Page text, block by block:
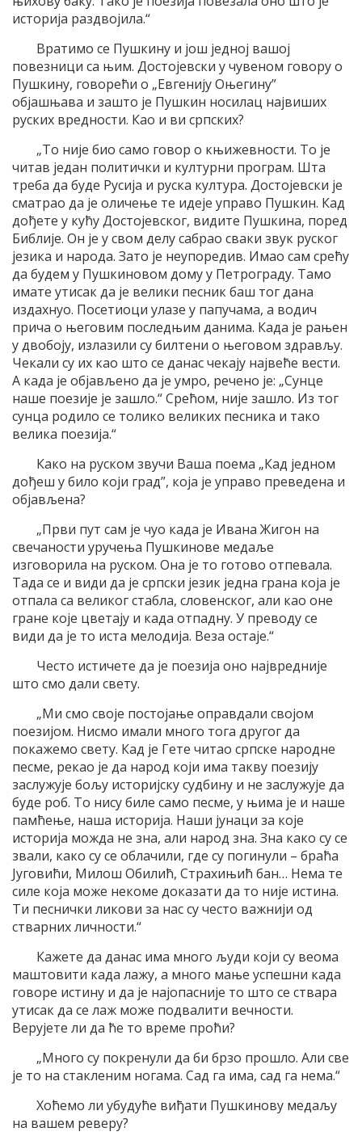
историја раздвојила.“
Вратимо се Пушкину и још једној вашој
повезници са њим. Достојевски у чувеном говору о
Пушкину, говорећи о „Евгенију Оњегину”
објашњава и зашто је Пушкин носилац највиших
руских вредности. Као и ви српских?
„То није био само говор о књижевности. То је
читав један политички и културни програм. Шта
треба да буде Русија и руска култура. Достојевски је
сматрао да је оличење те идеје управо Пушкин. Кад
дођете у кућу Достојевског, видите Пушкина, поред
Библије. Он је у свом делу сабрао сваки звук руског
језика и народа. Зато је неупоредив. Имао сам срећу
да будем у Пушкиновом дому у Петрограду. Тамо
имате утисак да је велики песник баш тог дана
издахнуо. Посетиоци улазе у папучама, а водич
прича о његовим последњим данима. Када је рањен
у двобоју, излазили су билтени о његовом здрављу.
Чекали су их као што се данас чекају највеће вести.
А када је објављено да је умро, речено је: „Сунце
наше поезије је зашло.“ Срећом, није зашло. Из тог
сунца родило се толико великих песника и тако
велика поезија.“
Како на руском звучи Ваша поема „Кад једном
дођеш у било који град”, која је управо преведена и
објављена?
„Први пут сам је чуо када је Ивана Жигон на
свечаности уручења Пушкинове медаље
изговорила на руском. Она је то готово отпевала.
Тада се и види да је српски језик једна грана која је
отпала са великог стабла, словенског, али као оне
гране које цветају и када отпадну. У преводу се
види да је то иста мелодија. Веза остаје.“
Често истичете да је поезија оно највредније
што смо дали свету.
„Ми смо своје постојање оправдали својом
поезијом. Нисмо имали много тога другог да
покажемо свету. Кад је Гете читао српске народне
песме, рекао је да народ који има такву поезију
заслужује бољу историјску судбину и не заслужује да
буде роб. То нису биле само песме, у њима је и наше
памћење, наша историја. Наши јунаци за које
историја можда не зна, али народ зна. Зна како су се
звали, како су се облачили, где су погинули – браћа
Југовићи, Милош Обилић, Страхињић бан… Нема те
силе која може некоме доказати да то није истина.
Ти песнички ликови за нас су често важнији од
стварних личности.“
Кажете да данас има много људи који су веома
маштовити када лажу, а много мање успешни када
говоре истину и да је најопасније то што се ствара
утисак да се лаж може подвалити вечности.
Верујете ли да ће то време проћи?
„Много су покренули да би брзо прошло. Али све
је то на стакленим ногама. Сад га има, сад га нема.“
Хоћемо ли убудуће виђати Пушкинову медаљу
на вашем реверу?